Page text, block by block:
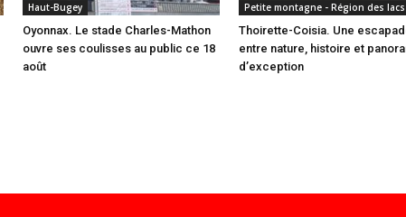
Haut-Bugey
Oyonnax. Le stade Charles-Mathon
ouvre ses coulisses au public ce 18
août
Petite montagne - Région des lacs
Thoirette-Coisia. Une
entre nature, histoire et
d’exception